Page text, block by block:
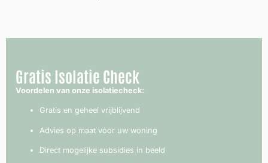
Gratis Isolatie Check
Voordelen van onze isolatiecheck:
Gratis en geheel vrijblijvend
Advies op maat voor uw woning
Direct mogelijke subsidies in beeld